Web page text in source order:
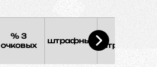
% 3
очковых
штрафных
штрафных